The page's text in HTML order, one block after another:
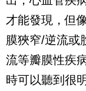
才能發現，但
膜狹窄/逆流或
流等瓣膜性疾
時可以聽到很